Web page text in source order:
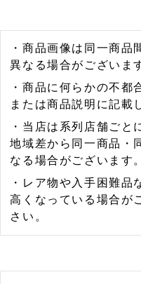
・商品画像は同一商品
異なる場合がございま
・商品に何らかの不都
または商品説明に記載
・当店は系列店舗ごと
地域差から同一商品・
なる場合がございます。
・レア物や入手困難品
高くなっている場合が
さい。